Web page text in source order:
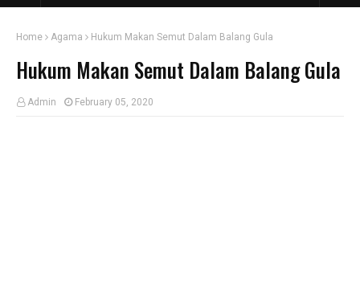
Home Agama Hukum Makan Semut Dalam Balang Gula
Hukum Makan Semut Dalam Balang Gula
Admin February 05, 2020